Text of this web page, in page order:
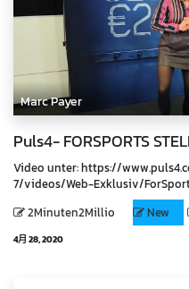
Marc Payer
Puls4- FORSPORTS
Video unter: https://
7/videos/Web-Exklusiv/
2Minuten2Millio
New
4月 28, 2020